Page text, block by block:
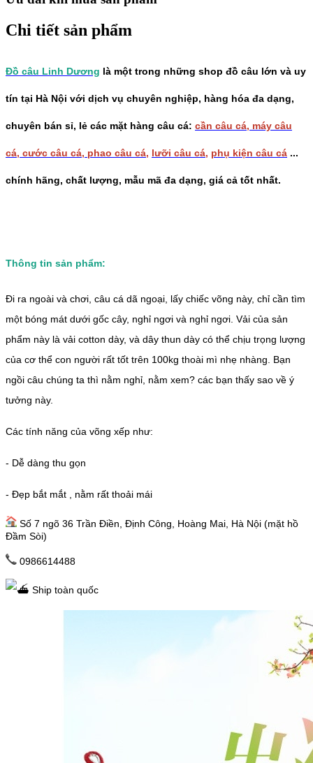
Chi tiết sản phẩm
Đồ câu Linh Dương là một trong những shop đồ câu lớn và uy
tín tại Hà Nội với dịch vụ chuyên nghiệp, hàng hóa đa dạng,
chuyên bán sỉ, lẻ các mặt hàng câu cá: cần câu cá, máy câu
cá, cước câu cá, phao câu cá, lưỡi câu cá, phụ kiện câu cá ...
chính hãng, chất lượng, mẫu mã đa dạng, giá cả tốt nhất.
Thông tin sản phẩm:
Đi ra ngoài và chơi, câu cá dã ngoại, lấy chiếc võng này, chỉ cần tìm
một bóng mát dưới gốc cây, nghỉ ngơi và nghỉ ngơi. Vải của sản
phẩm này là vải cotton dày, và dây thun dày có thể chịu trọng lượng
của cơ thể con người rất tốt trên 100kg thoài mì nhẹ nhàng. Bạn
ngồi câu chúng ta thì nằm nghỉ, nằm xem? các bạn thấy sao về ý
tưởng này.
Các tính năng của võng xếp như:
- Dễ dàng thu gọn
- Đẹp bắt mắt , nằm rất thoải mái
Số 7 ngõ 36 Trần Điền, Định Công, Hoàng Mai, Hà Nội (mặt hồ
Đầm Sòi)
0986614488
Ship toàn quốc